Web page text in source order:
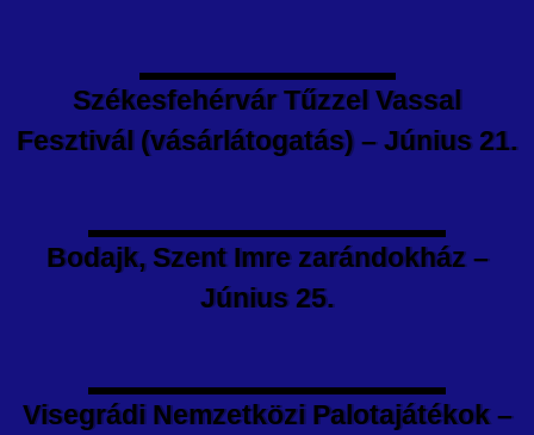
Székesfehérvár Tűzzel Vassal
Fesztivál (vásárlátogatás) – Június 21.
Bodajk, Szent Imre zarándokház –
Június 25.
Visegrádi Nemzetközi Palotajátékok –